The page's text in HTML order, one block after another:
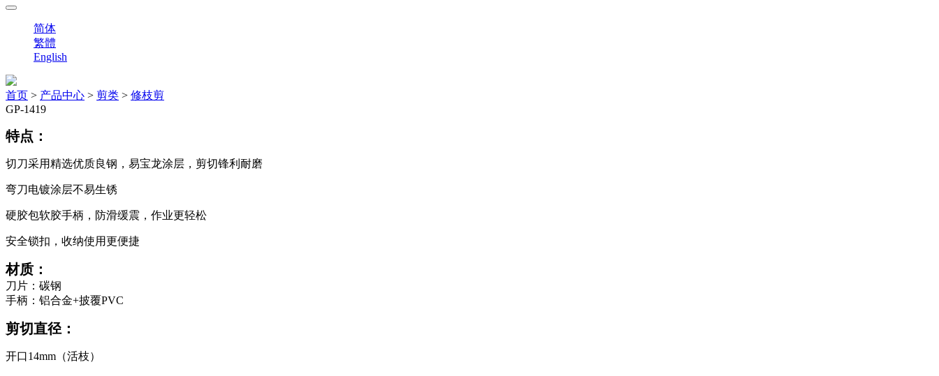
简体
繁體
English
首页 > 产品中心 > 剪类 > 修枝剪
GP-1419
特点：
切刀采用精选优质良钢，易宝龙涂层，剪切锋利耐磨
弯刀电镀涂层不易生锈
硬胶包软胶手柄，防滑缓震，作业更轻松
安全锁扣，收纳使用更便捷
材质：
刀片：碳钢
手柄：铝合金+披覆PVC
剪切直径：
开口14mm（活枝）